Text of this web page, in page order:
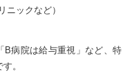
ニックなど）
B病院は給与重視」など、特
。